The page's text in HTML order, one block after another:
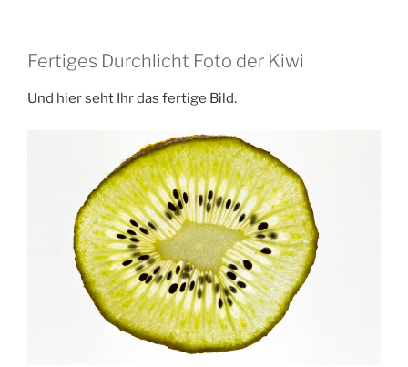
Fertiges Durchlicht Foto der Kiwi
Und hier seht Ihr das fertige Bild.